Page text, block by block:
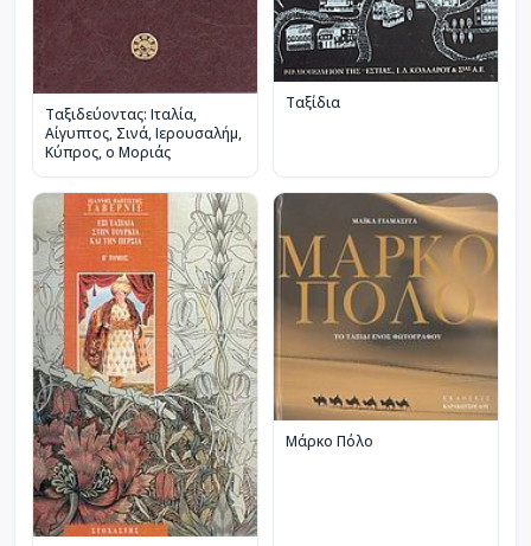
Ταξιδεύοντας: Ιταλία,
Αίγυπτος, Σινά, Ιερουσαλήμ,
Κύπρος, ο Μοριάς
Ταξίδια
Μάρκο Πόλο